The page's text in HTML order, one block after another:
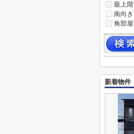
最上階
南向き
角部屋
新着物件